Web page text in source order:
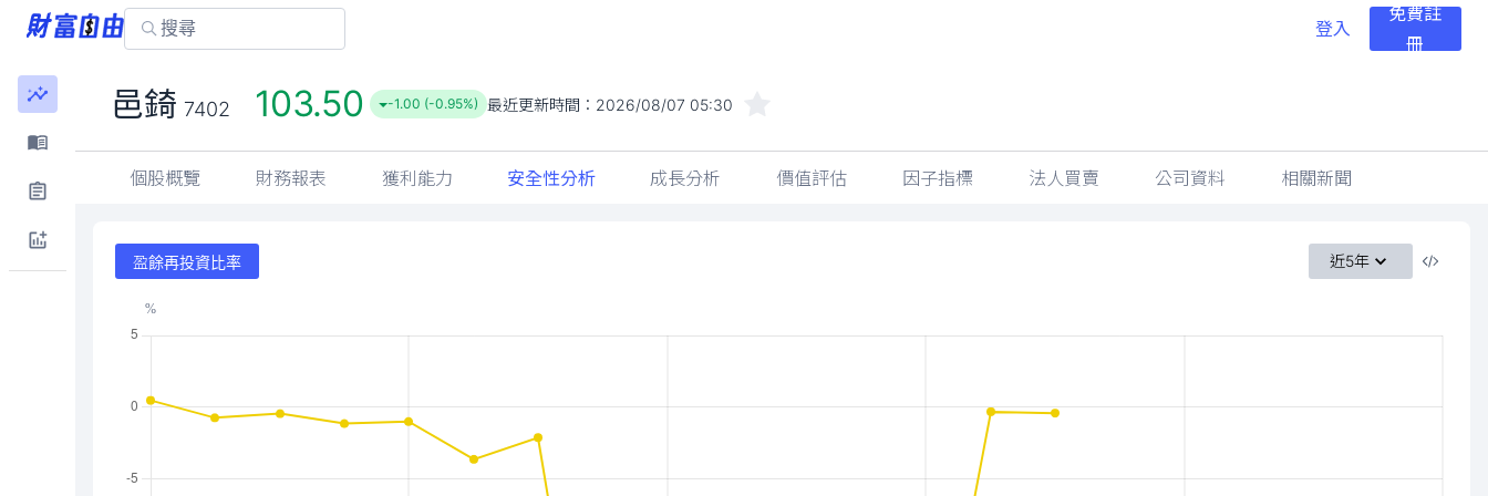
登入
免費註
冊
邑錡 7402 103.50 -1.00 (-0.95%) 最近更新時間： 2026/08/07 05:30
個股概覽 財務報表 獲利能力 安全性分析 成長分析 價值評估 因子指標 法人買賣 公司資料 相關新聞
盈餘再投資比率 近5年